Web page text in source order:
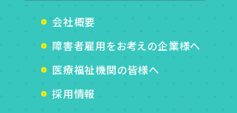
会社概要
障害者雇用をお考えの企業様へ
医療福祉機関の皆様へ
採用情報